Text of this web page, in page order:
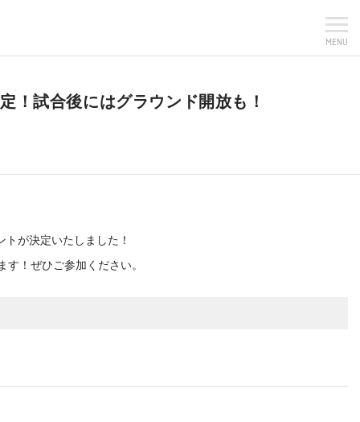
MENU
試合後にはグラウンド開放も！
が決定いたしました！
！ぜひご参加ください。